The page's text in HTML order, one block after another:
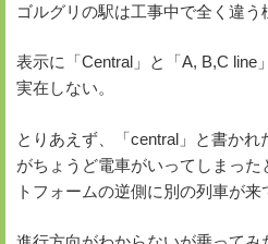
ゴルグリの駅は工事中で全く違う
表示に「Central」と「A, B,C line
実在しない。
とりあえず、「central」と書か
がちょうど電車がいってしまっ
トフォームの逆側に別の列車が来